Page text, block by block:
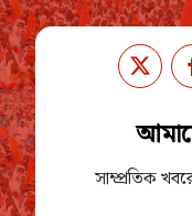
সাম্প্রতিক